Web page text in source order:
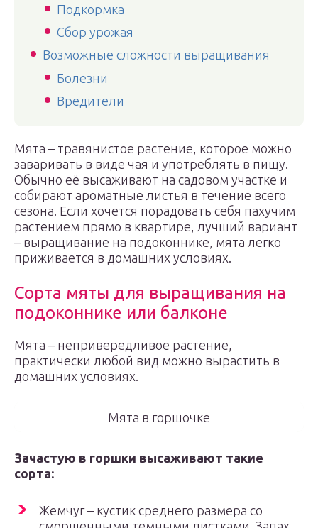
Подкормка
Сбор урожая
Возможные сложности выращивания
Болезни
Вредители
Мята – травянистое растение, которое можно
заваривать в виде чая и употреблять в пищу.
Обычно её высаживают на садовом участке и
собирают ароматные листья в течение всего
сезона. Если хочется порадовать себя пахучим
растением прямо в квартире, лучший вариант
– выращивание на подоконнике, мята легко
приживается в домашних условиях.
Сорта мяты для выращивания на
подоконнике или балконе
Мята – непривередливое растение,
практически любой вид можно вырастить в
домашних условиях.
Мята в горшочке
Зачастую в горшки высаживают такие
сорта:
Жемчуг – кустик среднего размера со